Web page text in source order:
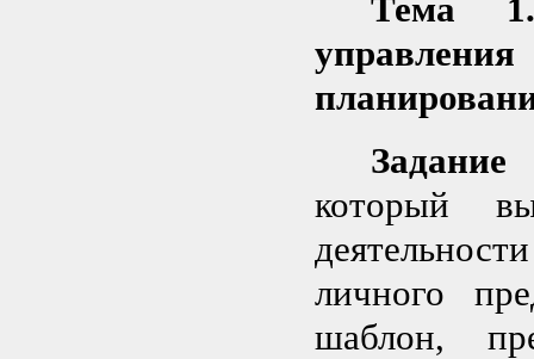
Тема 1.
который
личного
шаблон,